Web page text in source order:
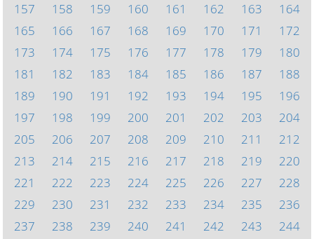
157
158 159 160 161 162 163
164
165
166 167 168 169 170 171
172
173
174 175 176 177 178 179
180
181
182 183 184 185 186 187
188
189
190 191 192 193 194 195
196
197
198 199 200 201 202 203
204
205
206 207 208 209 210 211
212
213
214 215 216 217 218 219
220
221
222 223 224 225 226 227
228
229
230 231 232 233 234 235
236
237
238 239 240 241 242 243
244